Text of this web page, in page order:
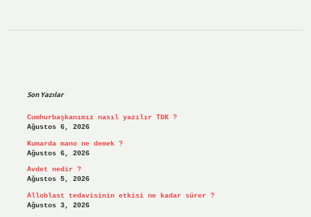
Son Yazılar
Cumhurbaşkanımız nasıl yazılır TDK ?
Ağustos 6, 2026
Kumarda mano ne demek ?
Ağustos 6, 2026
Avdet nedir ?
Ağustos 5, 2026
Alloblast tedavisinin etkisi ne kadar sürer ?
Ağustos 3, 2026